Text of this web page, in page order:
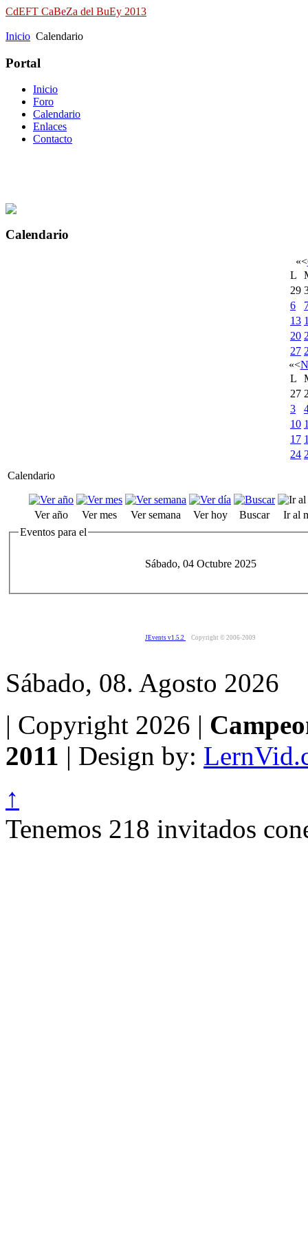
CdEFT CaBeZa del BuEy 2013
Inicio Calendario
Portal
Inicio
Foro
Calendario
Enlaces
Contacto
Calendario
«<
L
29
6
13
20
27
«<
L
27
3
10
17
24
Calendario
Ver año Ver mes Ver semana Ver hoy Buscar
Ir al
Eventos para el
Sábado, 04 Octubre 2025
JEvents v1.5.2 Copyright © 2006-2009
Sábado, 08. Agosto 2026
| Copyright 2026 |
2011 | Design by:
↑
Tenemos 218 invitados